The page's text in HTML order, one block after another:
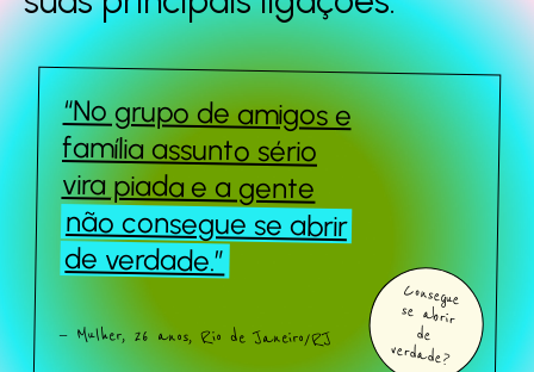
Queridos Estranhos
Sobre o estudo
Quem somos
“No grupo de amigos e
família assunto sério
vira piada e a gente
não consegue se abrir
de verdade.”
— Mulher, 26 anos, Rio de Janeiro/RJ
Consegue
se abrir
de
verdade?